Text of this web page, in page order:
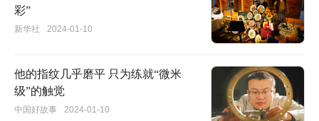
彩”
新华社 2024-01-10
他的指纹几乎磨平 只为练就“微米
级”的触觉
中国好故事 2024-01-10